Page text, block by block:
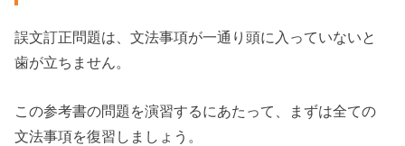
誤文訂正問題は、文法事項が一通り頭に入っていないと
歯が立ちません。
この参考書の問題を演習するにあたって、まずは全ての
文法事項を復習しましょう。